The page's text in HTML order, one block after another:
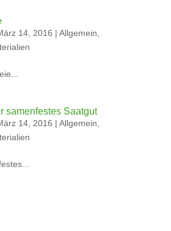
14, 2016 | Allgemein
samenfestes Saatgut
14, 2016 | Allgemein